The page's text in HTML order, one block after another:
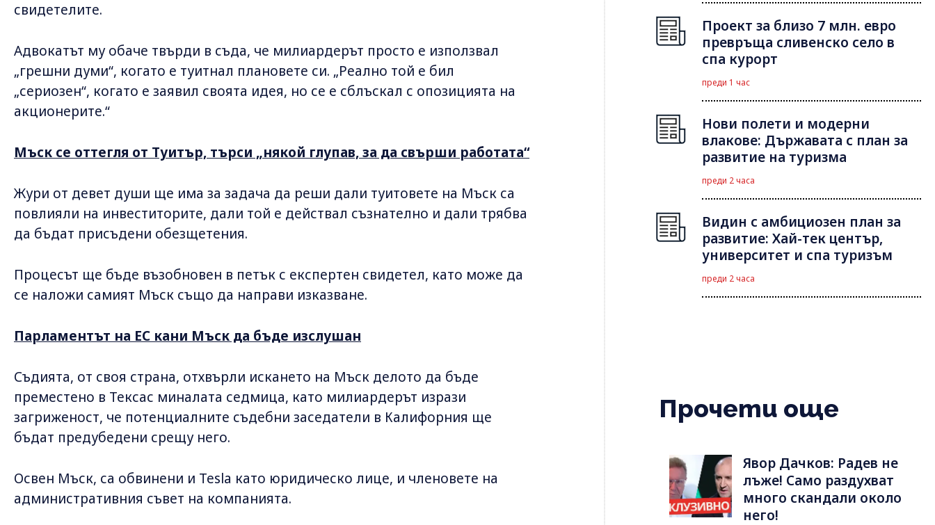
свидетелите.
Адвокатът му обаче твърди в съда, че милиардерът просто е използвал
„грешни думи“, когато е туитнал плановете си. „Реално той е бил
„сериозен“, когато е заявил своята идея, но се е сблъскал с опозицията на
акционерите.“
Мъск се оттегля от Туитър, търси „някой глупав, за да свърши работата“
Жури от девет души ще има за задача да реши дали туитовете на Мъск са
повлияли на инвеститорите, дали той е действал съзнателно и дали трябва
да бъдат присъдени обезщетения.
Процесът ще бъде възобновен в петък с експертен свидетел, като може да
се наложи самият Мъск също да направи изказване.
Парламентът на ЕС кани Мъск да бъде изслушан
Съдията, от своя страна, отхвърли искането на Мъск делото да бъде
преместено в Тексас миналата седмица, като милиардерът изрази
загриженост, че потенциалните съдебни заседатели в Калифорния ще
бъдат предубедени срещу него.
Освен Мъск, са обвинени и Tesla като юридическо лице, и членовете на
административния съвет на компанията.
Проект за близо 7 млн. евро
превръща сливенско село в
спа курорт
преди 1 час
Нови полети и модерни
влакове: Държавата с план за
развитие на туризма
преди 2 часа
Видин с амбициозен план за
развитие: Хай-тек център,
университет и спа туризъм
преди 2 часа
Прочети още
Явор Дачков: Радев не
лъже! Само раздухват
много скандали около
него!